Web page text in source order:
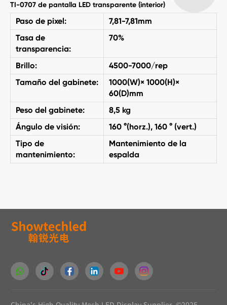
TI-0707 de pantalla LED transparente (interior)
Paso de pixel:
7,81-7,81mm
Tasa de
transparencia:
70%
Brillo:
4500-7000/rep
Tamaño del gabinete:
1000(W)× 1000(H)×
60(D)mm
Peso del gabinete:
8,5 kg
Ángulo de visión:
160 °(horz.), 160 ° (vert.)
Tipo de
mantenimiento:
Mantenimiento de la
espalda